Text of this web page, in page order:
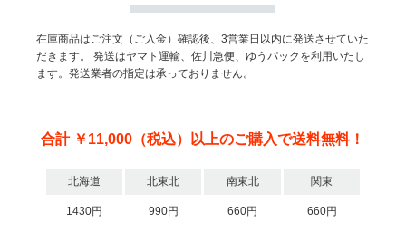
在庫商品はご注文（ご入金）確認後、3営業日以内に発送させていた
だきます。
発送はヤマト運輸、佐川急便、ゆうパックを利用いたし
ます。発送業者の指定は承っておりません。
合計 ￥11,000（税込）以上のご購入で送料無料！
北海道 北東北 南東北 関東
1430円 990円 660円 660円